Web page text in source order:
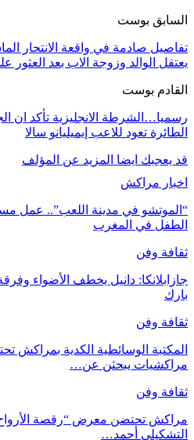
السابق بوست
تفاصيل صادمة في واقعة الانتحار
يعتقل الوالد وزوجة الاب بعد العثور
القادم بوست
رسميا…الشرطة الانجليزية تأكد ان
الطائرة تعود للاعب إيميليانو سالا
قد يعجبك ايضا المزيد عن المؤلف
اخبار مراكش
“الموتشو في مدينة اللعب”.. عمل
الطفل في المغرب
ثقافة وفن
بارك
ثقافة وفن
المكتبة الوسائطية الكدية بمراكش
مراكشيات يبحثن عن…
ثقافة وفن
مراكش تحتضن معرض “رقصة الأرواح
التشكيلي أحمد…